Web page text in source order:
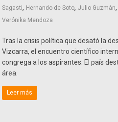
Sagasti, Hernando de Soto,Julio Guzmán,
Verónika Mendoza
Tras la crisis política que desató la
Vizcarra, el encuentro científico
congrega a los aspirantes. El país
área.
Leer más